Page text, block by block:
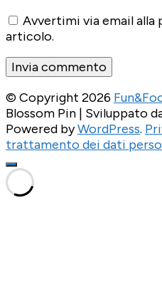
Avvertimi via email alla
articolo.
© Copyright 2026
Blossom Pin | Sviluppato
Powered byWordPress.
trattamento dei dati